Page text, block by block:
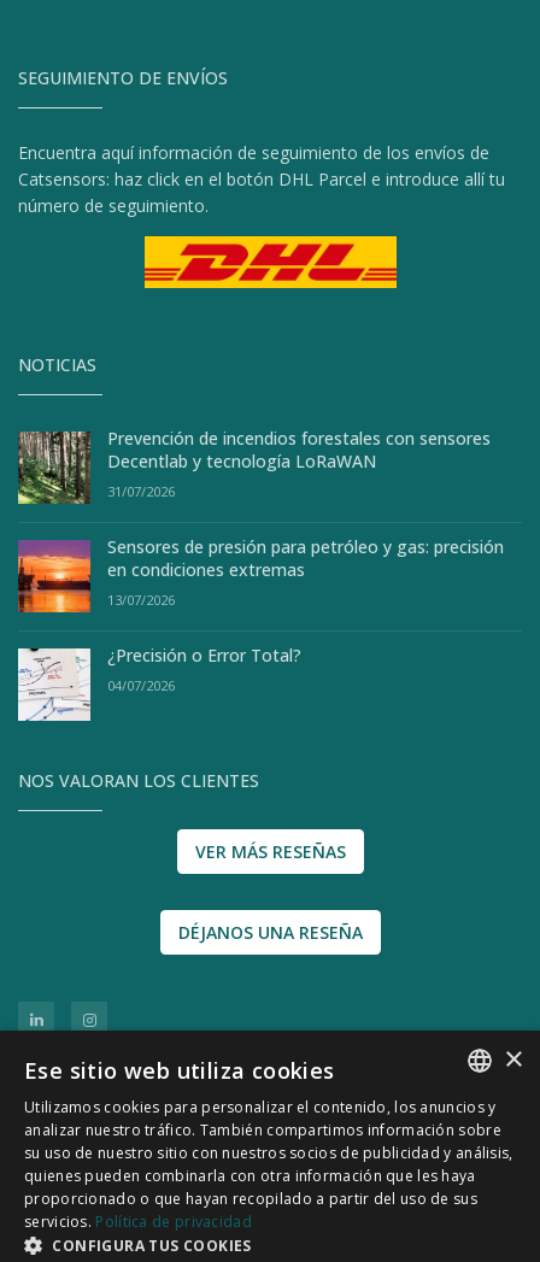
SEGUIMIENTO DE ENVÍOS
Encuentra aquí información de seguimiento de los envíos de
Catsensors: haz click en el botón DHL Parcel e introduce allí tu
número de seguimiento.
NOTICIAS
Prevención de incendios forestales con sensores
Decentlab y tecnología LoRaWAN
31/07/2026
Sensores de presión para petróleo y gas: precisión
en condiciones extremas
13/07/2026
¿Precisión o Error Total?
04/07/2026
NOS VALORAN LOS CLIENTES
VER MÁS RESEÑAS
DÉJANOS UNA RESEÑA
© 2011-2026 CATSENSORS - Sensores e
instrumentación industrial
Política de Privacidad
| Política de Cookies
SPANISH
CATALÀ
×
Ese sitio web utiliza cookies
Utilizamos cookies para personalizar el contenido, los anuncios y
analizar nuestro tráfico. También compartimos información sobre
su uso de nuestro sitio con nuestros socios de publicidad y análisis,
quienes pueden combinarla con otra información que les haya
proporcionado o que hayan recopilado a partir del uso de sus
servicios. Política de privacidad
CONFIGURA TUS COOKIES